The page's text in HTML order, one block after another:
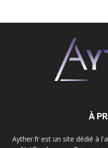
À
Ayther.fr est un site dédié à